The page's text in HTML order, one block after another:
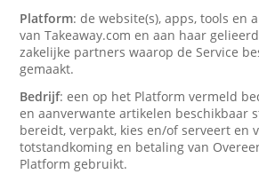
Platform: de website(s), apps, tools en
van Takeaway.com en aan haar
zakelijke partners waarop de Service
gemaakt.
Bedrijf: een op het Platform vermeld
en aanverwante artikelen beschikbaar
bereidt, verpakt, kies en/of serveert en
totstandkoming en betaling van
Platform gebruikt.